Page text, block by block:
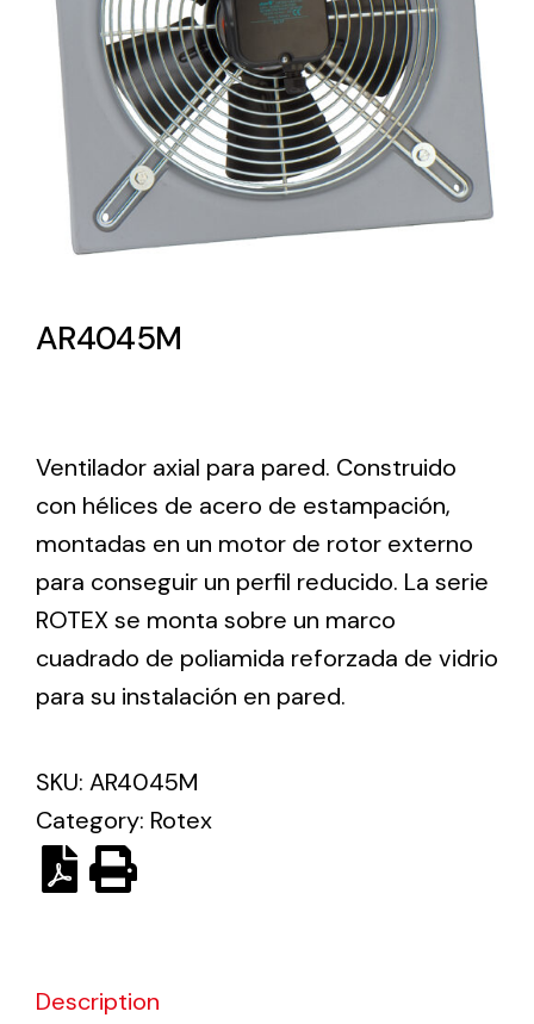
Lighting and Electrical
Equipment
Complete solutions in lighting and electrical
material for each project and need
Ventilation
The incorporation of Novovent into the group
different uses
AR4045M
Ventilador axial para pared. Construido
con hélices de acero de estampación,
montadas en un motor de rotor externo
para conseguir un perfil reducido. La serie
ROTEX se monta sobre un marco
cuadrado de poliamida reforzada de vidrio
para su instalación en pared.
SKU: AR4045M
Category: Rotex
Description